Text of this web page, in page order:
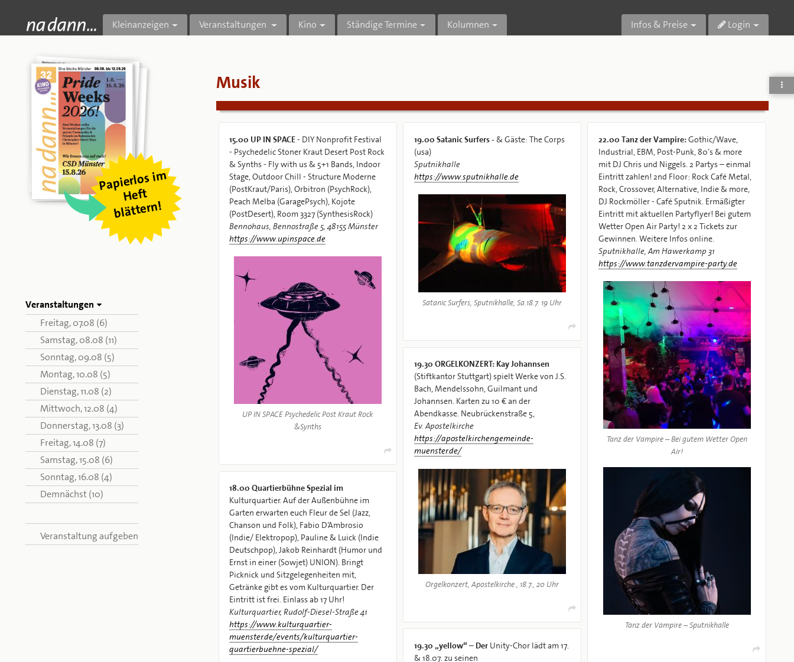
Kleinanzeigen Veranstaltungen Kino Ständige Termine Kolumnen Infos & Preise Login
Pa
pierl
os i
m
Heft
blätter
n!
Veranstaltungen
Freitag, 07.08 (6)
Samstag, 08.08 (11)
Sonntag, 09.08 (5)
Montag, 10.08 (5)
Dienstag, 11.08 (2)
Mittwoch, 12.08 (4)
Donnerstag, 13.08 (3)
Freitag, 14.08 (7)
Samstag, 15.08 (6)
Sonntag, 16.08 (4)
Demnächst (10)
Veranstaltung aufgeben
Musik
15.00 UP IN SPACE- DIY Nonprofit Festival
- Psychedelic Stoner Kraut Desert Post Rock
& Synths - Fly with us & 5+1 Bands, Indoor
Stage, Outdoor Chill - Structure Moderne
(PostKraut/Paris), Orbitron (PsychRock),
Peach Melba (GaragePsych), Kojote
(PostDesert), Room 3327 (SynthesisRock)
Bennohaus, Bennostraße 5, 48155 Münster
https://www.upinspace.de
UP IN SPACE Psychedelic Post Kraut Rock
&Synths
18.00Quartierbühne Spezial im
Kulturquartier. Auf der Außenbühne im
Garten erwarten euch Fleur de Sel (Jazz,
Chanson und Folk), Fabio D’Ambrosio
(Indie/ Elektropop), Pauline & Luick (Indie
Deutschpop), Jakob Reinhardt (Humor und
Ernst in einer (Sowjet) UNION). Bringt
Picknick und Sitzgelegenheiten mit,
Getränke gibt es vom Kulturquartier. Der
Eintritt ist frei. Einlass ab 17 Uhr!
Kulturquartier, Rudolf-Diesel-Straße 41
https://www.kulturquartier-
muenster.de/events/kulturquartier-
quartierbuehne-spezial/
19.00 Satanic Surfers - & Gäste: The Corps
(usa)
Sputnikhalle
https://www.sputnikhalle.de
Satanic Surfers, Sputnikhalle, Sa.18.7. 19 Uhr
19.30 ORGELKONZERT: Kay Johannsen
(Stiftkantor Stuttgart) spielt Werke von J.S.
Bach, Mendelssohn, Guilmant und
Johannsen. Karten zu 10 € an der
Abendkasse. Neubrückenstraße 5,
Ev. Apostelkirche
https://apostelkirchengemeinde-
muenster.de/
Orgelkonzert, Apostelkirche , 18.7., 20 Uhr
19.30 „yellow“ – DerUnity-Chor lädt am 17.
& 18.07. zu seinen
22.00 Tanz der Vampire:Gothic/Wave,
Industrial, EBM, Post-Punk, 80’s & more
mit DJ Chris und Niggels. 2 Partys – einmal
Eintritt zahlen! 2nd Floor: Rock Café Metal,
Rock, Crossover, Alternative, Indie & more,
DJ Rockmöller - Café Sputnik. Ermäßigter
Eintritt mit aktuellen Partyflyer! Bei gutem
Wetter Open Air Party! 2 x 2 Tickets zur
Gewinnen. Weitere Infos online.
Sputnikhalle, Am Hawerkamp 31
https://www.tanzdervampire-party.de
Tanz der Vampire – Bei gutem Wetter Open
Air!
Tanz der Vampire – Sputnikhalle